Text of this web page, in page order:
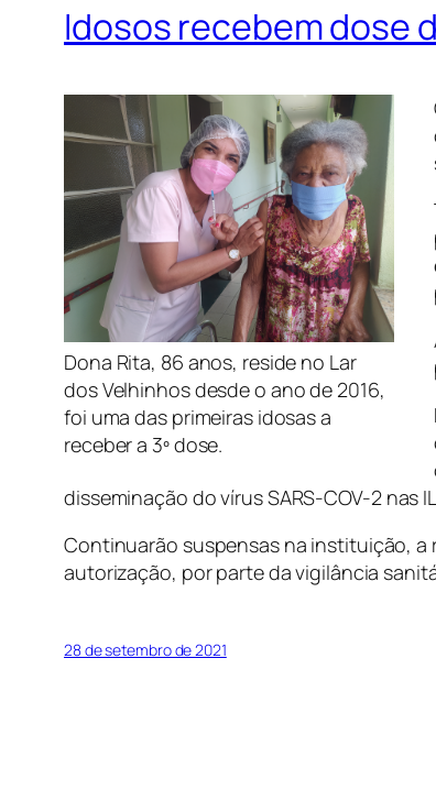
Idosos recebem dose
Dona Rita, 86 anos, reside no Lar
dos Velhinhos desde o ano de 2016,
foi uma das primeiras idosas a
receber a 3º dose.
disseminação do vírus SARS-COV-2 nas
Continuarão suspensas na instituição, a
autorização, por parte da vigilância
28 de setembro de 2021